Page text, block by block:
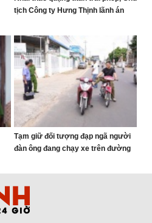
tịch Công ty Hưng Thịnh lãnh án
Tạm giữ đối tượng đạp ngã người
đàn ông đang chạy xe trên đường